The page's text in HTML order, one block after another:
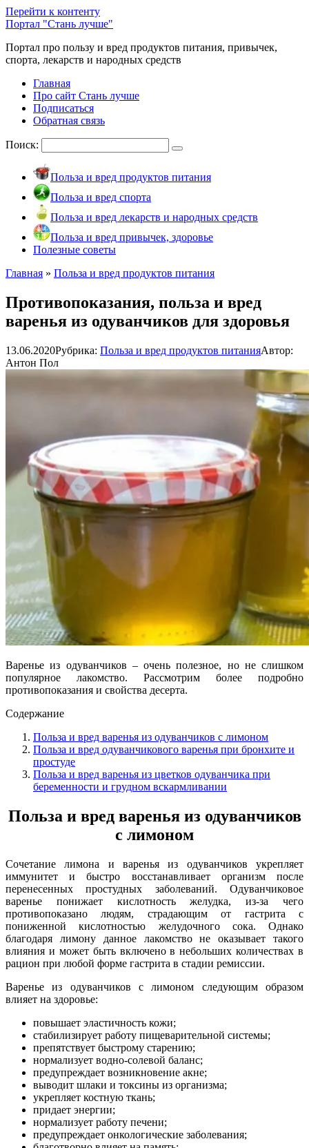
Перейти к контенту
Портал "Стань лучше"
Портал про пользу и вред продуктов питания, привычек,
спорта, лекарств и народных средств
Главная
Про сайт Стань лучше
Подписаться
Обратная связь
Поиск:
Польза и вред продуктов питания
Польза и вред спорта
Польза и вред лекарств и народных средств
Польза и вред привычек, здоровье
Полезные советы
Главная » Польза и вред продуктов питания
Противопоказания, польза и вред
варенья из одуванчиков для здоровья
13.06.2020Рубрика: Польза и вред продуктов питанияАвтор:
Антон Пол
Варенье из одуванчиков – очень полезное, но не слишком
популярное лакомство. Рассмотрим более подробно
противопоказания и свойства десерта.
Содержание
Польза и вред варенья из одуванчиков с лимоном
Польза и вред одуванчикового варенья при бронхите и
простуде
Польза и вред варенья из цветков одуванчика при
беременности и грудном вскармливании
Польза и вред варенья из одуванчиков
с лимоном
Сочетание лимона и варенья из одуванчиков укрепляет
иммунитет и быстро восстанавливает организм после
перенесенных простудных заболеваний. Одуванчиковое
варенье понижает кислотность желудка, из-за чего
противопоказано людям, страдающим от гастрита с
пониженной кислотностью желудочного сока. Однако
благодаря лимону данное лакомство не оказывает такого
влияния и может быть включено в небольших количествах в
рацион при любой форме гастрита в стадии ремиссии.
Варенье из одуванчиков с лимоном следующим образом
влияет на здоровье:
повышает эластичность кожи;
стабилизирует работу пищеварительной системы;
препятствует быстрому старению;
нормализует водно-солевой баланс;
предупреждает возникновение акне;
выводит шлаки и токсины из организма;
укрепляет костную ткань;
придает энергии;
нормализует работу печени;
предупреждает онкологические заболевания;